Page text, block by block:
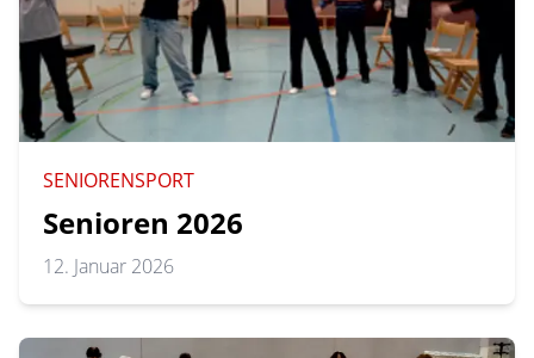
Mitglied werden Spenden
Hagsfelder Stuben Kontakt
SENIORENSPORT
Senioren 2026
12. Januar 2026